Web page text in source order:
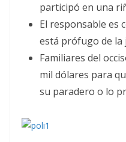
participó en una
El responsable es
está prófugo de la
Familiares del
mil dólares para
su paradero o lo